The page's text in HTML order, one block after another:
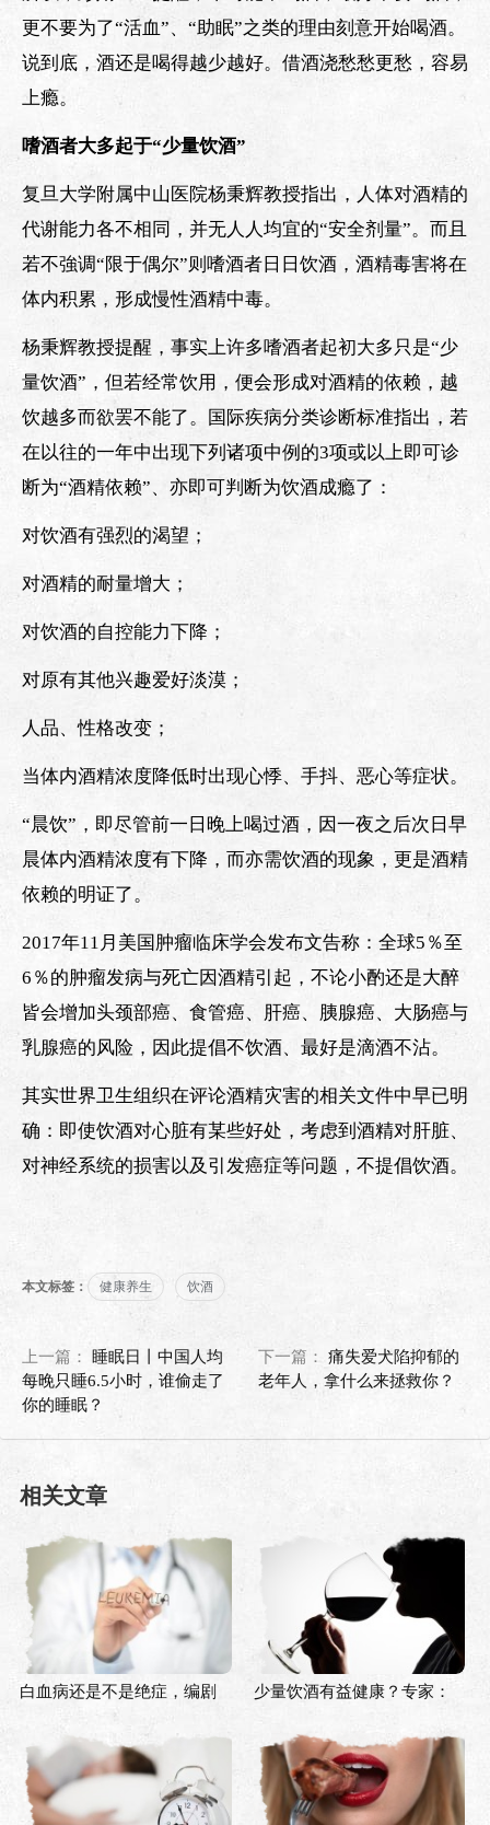
更不要为了“活血”、“助眠”之类的理由刻意开始喝酒。
说到底，酒还是喝得越少越好。借酒浇愁愁更愁，容易
上瘾。
嗜酒者大多起于“少量饮酒”
复旦大学附属中山医院杨秉辉教授指出，人体对酒精的
代谢能力各不相同，并无人人均宜的“安全剂量”。而且
若不強调“限于偶尔”则嗜酒者日日饮酒，酒精毒害将在
体内积累，形成慢性酒精中毒。
杨秉辉教授提醒，事实上许多嗜酒者起初大多只是“少
量饮酒”，但若经常饮用，便会形成对酒精的依赖，越
饮越多而欲罢不能了。国际疾病分类诊断标准指出，若
在以往的一年中出现下列诸项中例的3项或以上即可诊
断为“酒精依赖”、亦即可判断为饮酒成瘾了：
对饮酒有强烈的渴望；
对酒精的耐量增大；
对饮酒的自控能力下降；
对原有其他兴趣爱好淡漠；
人品、性格改变；
当体内酒精浓度降低时出现心悸、手抖、恶心等症状。
“晨饮”，即尽管前一日晚上喝过酒，因一夜之后次日早
晨体内酒精浓度有下降，而亦需饮酒的现象，更是酒精
依赖的明证了。
2017年11月美国肿瘤临床学会发布文告称：全球5％至
6％的肿瘤发病与死亡因酒精引起，不论小酌还是大醉
皆会增加头颈部癌、食管癌、肝癌、胰腺癌、大肠癌与
乳腺癌的风险，因此提倡不饮酒、最好是滴酒不沾。
其实世界卫生组织在评论酒精灾害的相关文件中早已明
确：即使饮酒对心脏有某些好处，考虑到酒精对肝脏、
对神经系统的损害以及引发癌症等问题，不提倡饮酒。
本文标签： 健康养生 饮酒
上一篇：
睡眠日丨中国人均
每晚只睡6.5小时，谁偷走了
你的睡眠？
下一篇：
痛失爱犬陷抑郁的
老年人，拿什么来拯救你？
相关文章
白血病还是不是绝症，编剧
少量饮酒有益健康？专家：